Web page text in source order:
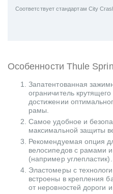
Соответствует стандартам City
Особенности Thule
Запатентованная
ограничитель
достижении
рамы.
Самое удобное и
максимальной защиты
Рекомендуемая опция
велосипедов с рамами
(например углепластик).
Эластомеры с
встроены в крепления
от неровностей дороги